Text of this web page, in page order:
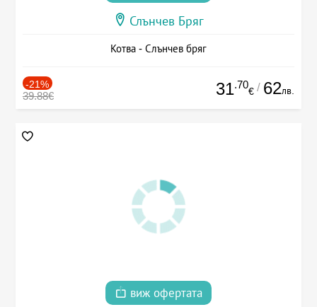
Слънчев Бряг
Котва - Слънчев бряг
-21%
39.88€ 31.70
€ / 62лв.
виж офертата